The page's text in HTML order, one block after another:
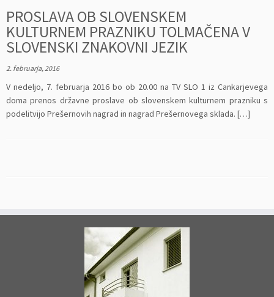
PROSLAVA OB SLOVENSKEM
KULTURNEM PRAZNIKU TOLMAČENA V
SLOVENSKI ZNAKOVNI JEZIK
2. februarja, 2016
V nedeljo, 7. februarja 2016 bo ob 20.00 na TV SLO 1 iz Cankarjevega
doma prenos državne proslave ob slovenskem kulturnem prazniku s
podelitvijo Prešernovih nagrad in nagrad Prešernovega sklada. […]